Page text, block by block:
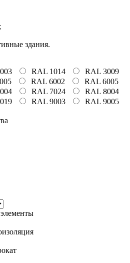
здания.
RAL 1014
RAL 3009
RAL 6002
RAL 6005
RAL 7024
RAL 8004
RAL 9003
RAL 9005